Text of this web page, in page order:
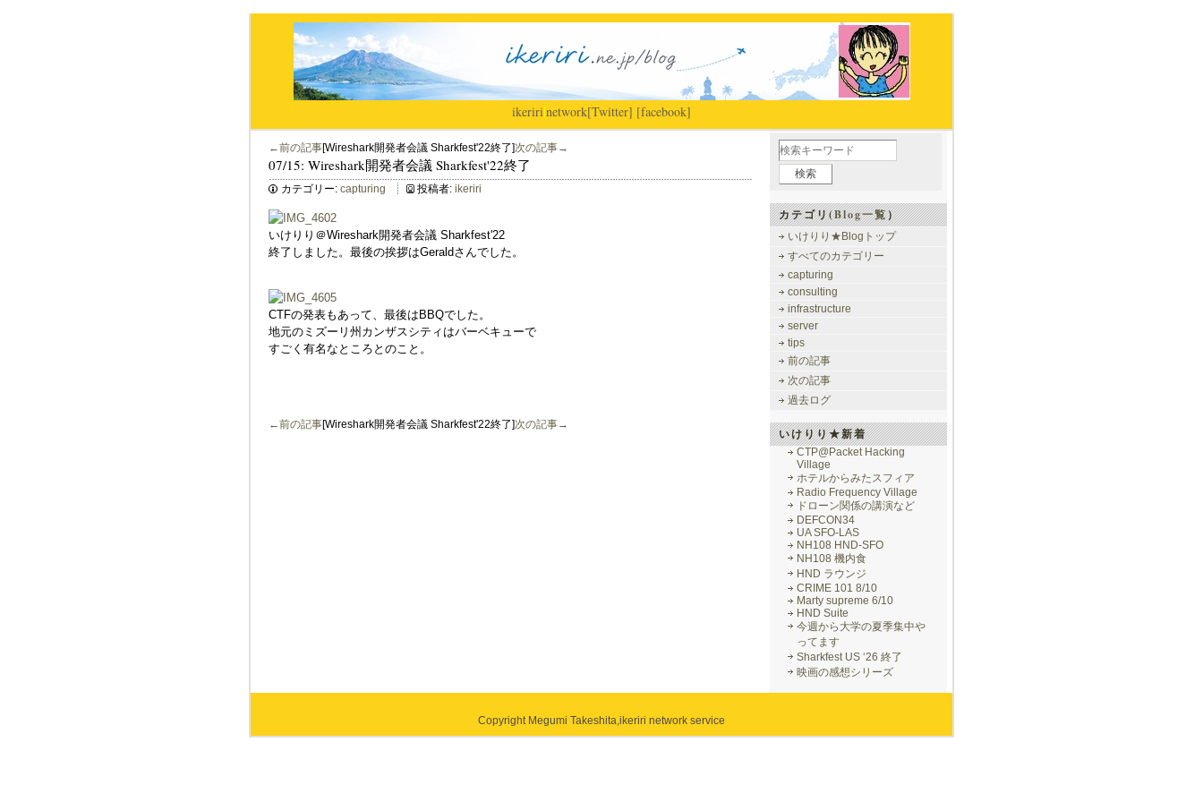
ikeriri|network[Twitter] [facebook]
←前の記事[Wireshark開発者会議 Sharkfest'22終了]次の記事→
07/15: Wireshark開発者会議 Sharkfest'22終了
カテゴリー: capturing 投稿者: ikeriri
いけりり＠Wireshark開発者会議 Sharkfest'22
終了しました。最後の挨拶はGeraldさんでした。
CTFの発表もあって、最後はBBQでした。
地元のミズーリ州カンザスシティはバーベキューで
すごく有名なところとのこと。
←前の記事[Wireshark開発者会議 Sharkfest'22終了]次の記事→
カテゴリ(Blog一覧）
いけりり★Blogトップ
すべてのカテゴリー
capturing
consulting
infrastructure
server
tips
前の記事
次の記事
過去ログ
いけりり★新着
CTP@Packet Hacking
Village
ホテルからみたスフィア
Radio Frequency Village
ドローン関係の講演など
DEFCON34
UA SFO-LAS
NH108 HND-SFO
NH108 機内食
HND ラウンジ
CRIME 101 8/10
Marty supreme 6/10
HND Suite
今週から大学の夏季集中や
ってます
Sharkfest US ‘26 終了
映画の感想シリーズ
Copyright Megumi Takeshita,ikeriri network service